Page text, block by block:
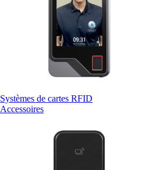
Systèmes de cartes RFID
Accessoires